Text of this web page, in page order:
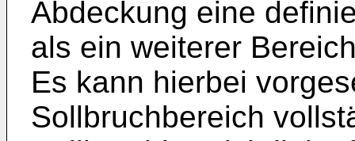
Abdeckung eine
als ein weiterer
Es kann hierbei
Sollbruchbereich